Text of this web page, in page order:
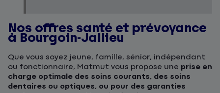
Nos offres santé et prévoyance
à Bourgoin-Jallieu
Que vous soyez jeune, famille, sénior, indépendant
ou fonctionnaire, Matmut vous propose une prise en
charge optimale des soins courants, des soins
dentaires ou optiques, ou pour des garanties